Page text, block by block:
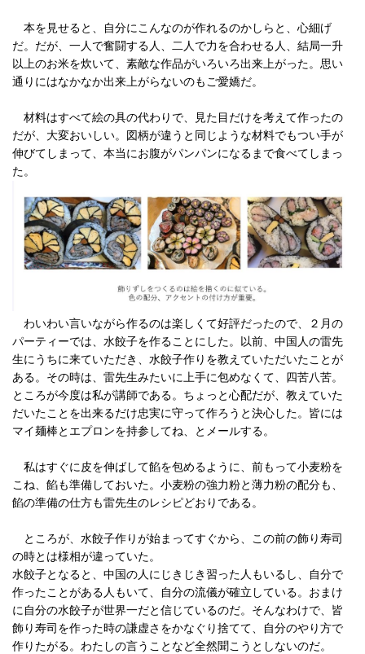
本を見せると、自分にこんなのが作れるのかしらと、心細げ
だ。だが、一人で奮闘する人、二人で力を合わせる人、結局一升
以上のお米を炊いて、素敵な作品がいろいろ出来上がった。思い
通りにはなかなか出来上がらないのもご愛嬌だ。
材料はすべて絵の具の代わりで、見た目だけを考えて作ったの
だが、大変おいしい。図柄が違うと同じような材料でもつい手が
伸びてしまって、本当にお腹がパンパンになるまで食べてしまっ
た。
わいわい言いながら作るのは楽しくて好評だったので、２月の
パーティーでは、水餃子を作ることにした。以前、中国人の雷先
生にうちに来ていただき、水餃子作りを教えていただいたことが
ある。その時は、雷先生みたいに上手に包めなくて、四苦八苦。
ところが今度は私が講師である。ちょっと心配だが、教えていた
だいたことを出来るだけ忠実に守って作ろうと決心した。皆には
マイ麺棒とエプロンを持参してね、とメールする。
私はすぐに皮を伸ばして餡を包めるように、前もって小麦粉を
こね、餡も準備しておいた。小麦粉の強力粉と薄力粉の配分も、
餡の準備の仕方も雷先生のレシピどおりである。
ところが、水餃子作りが始まってすぐから、この前の飾り寿司
の時とは様相が違っていた。
水餃子となると、中国の人にじきじき習った人もいるし、自分で
作ったことがある人もいて、自分の流儀が確立している。おまけ
に自分の水餃子が世界一だと信じているのだ。そんなわけで、皆
飾り寿司を作った時の謙虚さをかなぐり捨てて、自分のやり方で
作りたがる。わたしの言うことなど全然聞こうとしないのだ。